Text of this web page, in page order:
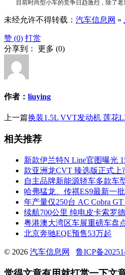
目前时尚型小车的竞争日趋激烈，除了
未经允许不得转载： 汽车信息网 »
赞 (0) 打赏
分享到： 更多 (0)
作者： liuying
上一篇换装1.5L VVT发动机 莲花
相关推荐
新款伊兰特N Line官图曝光
款亚洲龙CVT 臻选版正式
自主品牌新能源轿车多款车
哈弗猛龙、传祺ES9最新一
年产量仅250台 AC Cobra
续航700公里 纯电皮卡索罗
粤港澳大湾区车展重磅车盘
北京奔驰EQE预售53万起
© 2026 汽车信息网 鲁ICP备